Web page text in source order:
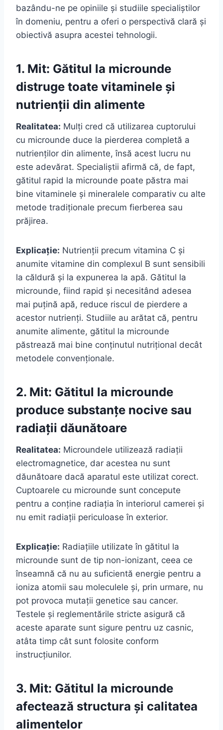
bazându-ne pe opiniile și studiile specialiștilor
în domeniu, pentru a oferi o perspectivă clară și
obiectivă asupra acestei tehnologii.
1. Mit: Gătitul la microunde
distruge toate vitaminele și
nutrienții din alimente
Realitatea: Mulți cred că utilizarea cuptorului
cu microunde duce la pierderea completă a
nutrienților din alimente, însă acest lucru nu
este adevărat. Specialiștii afirmă că, de fapt,
gătitul rapid la microunde poate păstra mai
bine vitaminele și mineralele comparativ cu alte
metode tradiționale precum fierberea sau
prăjirea.
Explicație: Nutrienții precum vitamina C și
anumite vitamine din complexul B sunt sensibili
la căldură și la expunerea la apă. Gătitul la
microunde, fiind rapid și necesitând adesea
mai puțină apă, reduce riscul de pierdere a
acestor nutrienți. Studiile au arătat că, pentru
anumite alimente, gătitul la microunde
păstrează mai bine conținutul nutrițional decât
metodele convenționale.
2. Mit: Gătitul la microunde
produce substanțe nocive sau
radiații dăunătoare
Realitatea: Microundele utilizează radiații
electromagnetice, dar acestea nu sunt
dăunătoare dacă aparatul este utilizat corect.
Cuptoarele cu microunde sunt concepute
pentru a conține radiația în interiorul camerei și
nu emit radiații periculoase în exterior.
Explicație: Radiațiile utilizate în gătitul la
microunde sunt de tip non-ionizant, ceea ce
înseamnă că nu au suficientă energie pentru a
ioniza atomii sau moleculele și, prin urmare, nu
pot provoca mutații genetice sau cancer.
Testele și reglementările stricte asigură că
aceste aparate sunt sigure pentru uz casnic,
atâta timp cât sunt folosite conform
instrucțiunilor.
3. Mit: Gătitul la microunde
afectează structura și calitatea
alimentelor